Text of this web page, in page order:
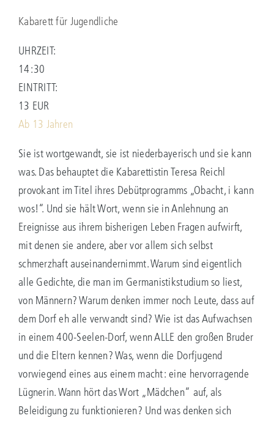
Kabarett für Jugendliche
UHRZEIT:
14:30
EINTRITT:
13 EUR
Ab 13 Jahren
Sie ist wortgewandt, sie ist niederbayerisch und sie kann
was. Das behauptet die Kabarettistin Teresa Reichl
provokant im Titel ihres Debütprogramms „Obacht, i kann
wos!“. Und sie hält Wort, wenn sie in Anlehnung an
Ereignisse aus ihrem bisherigen Leben Fragen aufwirft,
mit denen sie andere, aber vor allem sich selbst
schmerzhaft auseinandernimmt. Warum sind eigentlich
alle Gedichte, die man im Germanistikstudium so liest,
von Männern? Warum denken immer noch Leute, dass auf
dem Dorf eh alle verwandt sind? Wie ist das Aufwachsen
in einem 400-Seelen-Dorf, wenn ALLE den großen Bruder
und die Eltern kennen? Was, wenn die Dorfjugend
vorwiegend eines aus einem macht: eine hervorragende
Lügnerin. Wann hört das Wort „Mädchen“ auf, als
Beleidigung zu funktionieren? Und was denken sich